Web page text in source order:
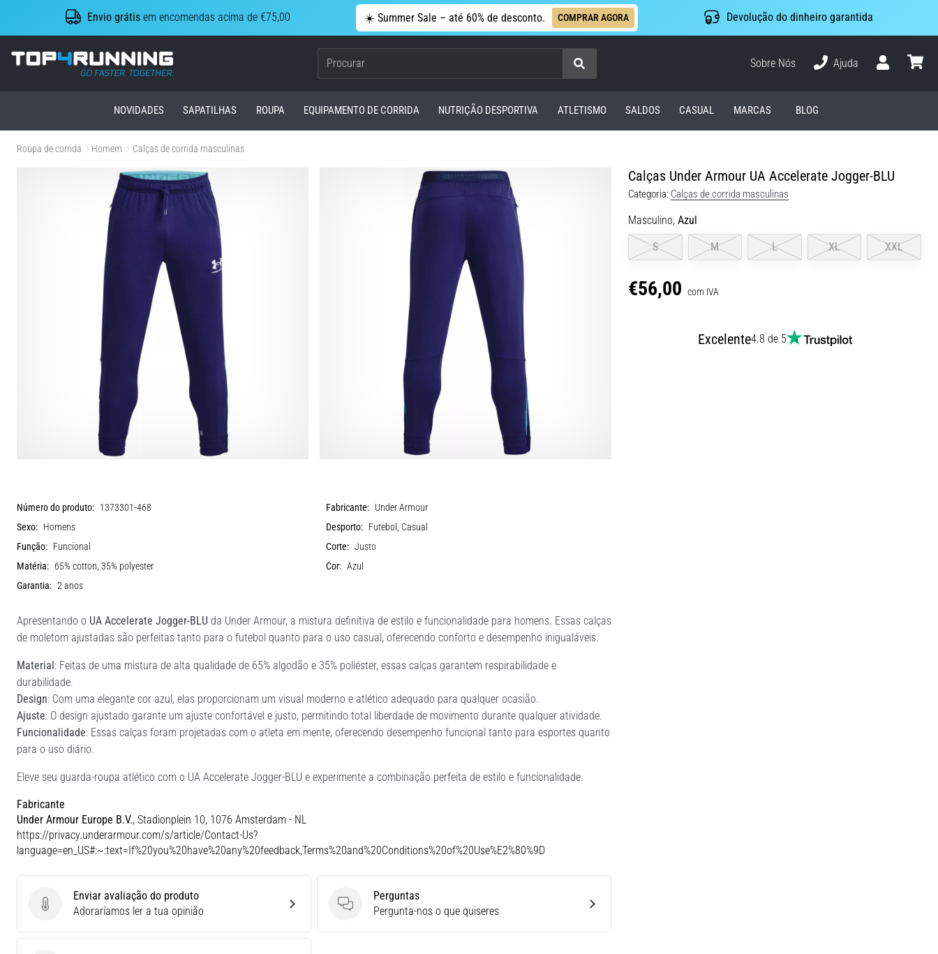
Envio grátis em encomendas acima de €75,00 ☀️ Summer Sale – até 60% de desconto. COMPRAR AGORA Devolução do dinheiro garantida
Top4Running.pt
Procurar
Sobre Nós
Ajuda
NOVIDADES SAPATILHAS ROUPA EQUIPAMENTO DE CORRIDA NUTRIÇÃO DESPORTIVA ATLETISMO SALDOS CASUAL MARCAS BLOG
Roupa de corrida Homem Calças de corrida masculinas
Calças Under Armour UA Accelerate Jogger-BLU
Categoria: Calças de corrida masculinas
Masculino, Azul
S
M L XL XXL
€56,00 com IVA
Excelente4.8 de 5
Número do produto: 1373301-468 Fabricante: Under Armour
Sexo: Homens Desporto: Futebol, Casual
Função: Funcional Corte: Justo
Matéria: 65% cotton, 35% polyester Cor: Azul
Garantia: 2 anos
Apresentando o UA Accelerate Jogger-BLU da Under Armour, a mistura definitiva de estilo e funcionalidade para homens. Essas calças
de moletom ajustadas são perfeitas tanto para o futebol quanto para o uso casual, oferecendo conforto e desempenho inigualáveis.
Material: Feitas de uma mistura de alta qualidade de 65% algodão e 35% poliéster, essas calças garantem respirabilidade e
durabilidade.
Design: Com uma elegante cor azul, elas proporcionam um visual moderno e atlético adequado para qualquer ocasião.
Ajuste: O design ajustado garante um ajuste confortável e justo, permitindo total liberdade de movimento durante qualquer atividade.
Funcionalidade: Essas calças foram projetadas com o atleta em mente, oferecendo desempenho funcional tanto para esportes quanto
para o uso diário.
Eleve seu guarda-roupa atlético com o UA Accelerate Jogger-BLU e experimente a combinação perfeita de estilo e funcionalidade.
Fabricante
Under Armour Europe B.V., Stadionplein 10, 1076 Amsterdam - NL
https://privacy.underarmour.com/s/article/Contact-Us?
language=en_US#:~:text=If%20you%20have%20any%20feedback,Terms%20and%20Conditions%20of%20Use%E2%80%9D
Enviar avaliação do produto
Enviar avaliação do produto
Adoraríamos ler a tua opinião
Perguntas
Perguntas
Pergunta-nos o que quiseres